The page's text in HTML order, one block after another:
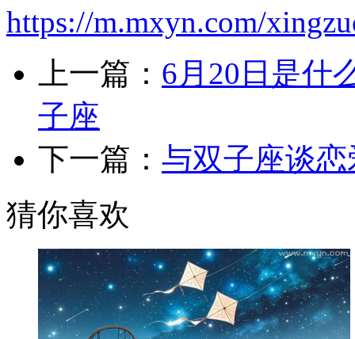
https://m.mxyn.com/
上一篇： 6月20日是什
子座
下一篇： 与双子座谈
猜你喜欢